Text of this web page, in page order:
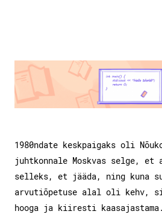
1980ndate keskpaigaks oli
juhtkonnale Moskvas selge,
selleks, et jääda, ning kuna
arvutiõpetuse alal oli kehv,
hooga ja kiiresti kaasajastama.